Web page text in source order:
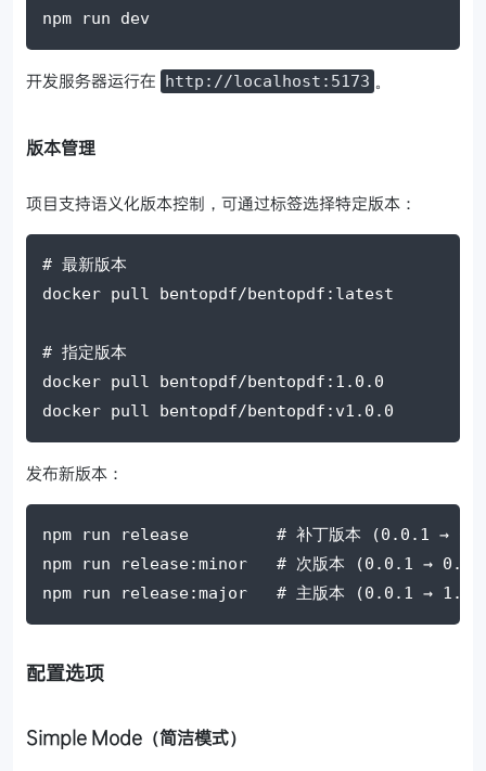
npm run dev
开发服务器运行在 http://localhost:5173 。
版本管理
项目支持语义化版本控制，可通过标签选择特定版本：
# 最新版本
docker pull bentopdf/bentopdf:latest
# 指定版本
docker pull bentopdf/bentopdf:1.0.0
docker pull bentopdf/bentopdf:v1.0.0
发布新版本：
npm run release # 补丁版本 (0.0.1 →
npm run release:minor # 次版本 (0.0.1 →
npm run release:major # 主版本 (0.0.1 →
配置选项
Simple Mode（简洁模式）